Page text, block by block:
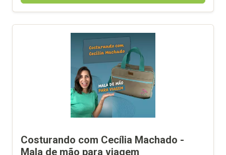
Costurando com Cecília Machado -
Mala de mão para viagem